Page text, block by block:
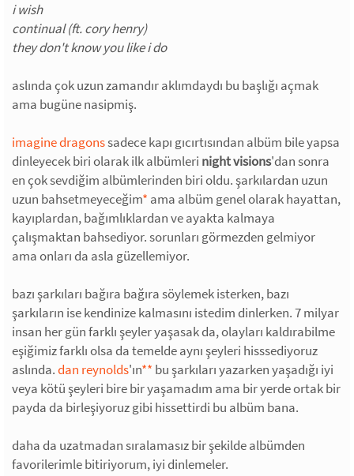
i wish
continual (ft. cory henry)
they don't know you like i do
aslında çok uzun zamandır aklımdaydı bu başlığı açmak
ama bugüne nasipmiş.
imagine dragonssadece kapı gıcırtısından albüm bile yapsa
dinleyecek biri olarak ilk albümleri night visions'dan sonra
en çok sevdiğim albümlerinden biri oldu. şarkılardan uzun
uzun bahsetmeyeceğim* ama albüm genel olarak hayattan,
kayıplardan, bağımlıklardan ve ayakta kalmaya
çalışmaktan bahsediyor. sorunları görmezden gelmiyor
ama onları da asla güzellemiyor.
bazı şarkıları bağıra bağıra söylemek isterken, bazı
şarkıların ise kendinize kalmasını istedim dinlerken. 7 milyar
insan her gün farklı şeyler yaşasak da, olayları kaldırabilme
eşiğimiz farklı olsa da temelde aynı şeyleri hisssediyoruz
aslında.dan reynolds'ın** bu şarkıları yazarken yaşadığı iyi
veya kötü şeyleri bire bir yaşamadım ama bir yerde ortak bir
payda da birleşiyoruz gibi hissettirdi bu albüm bana.
daha da uzatmadan sıralamasız bir şekilde albümden
favorilerimle bitiriyorum, iyi dinlemeler.